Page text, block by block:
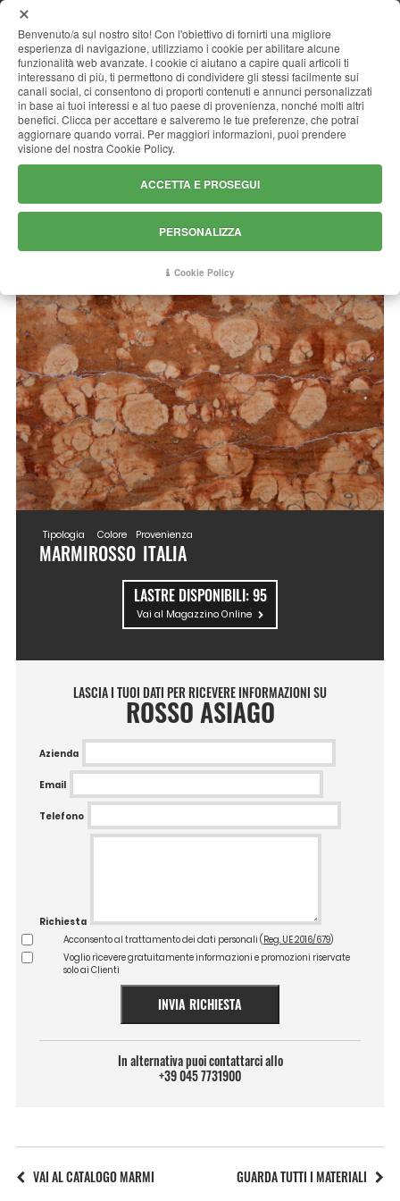
ROSSO ASIAGO
Tipologia
MARMI
Colore
ROSSO
Provenienza
ITALIA
LASTRE DISPONIBILI:95
Vai al Magazzino Online
LASCIA I TUOI DATI PER RICEVERE INFORMAZIONI SU
ROSSO ASIAGO
Azienda
Email
Telefono
Richiesta
Acconsento al trattamento dei dati personali ( Reg. UE 2016/679)
Voglio ricevere gratuitamente informazioni e promozioni riservate
solo ai Clienti
INVIA RICHIESTA
In alternativa puoi contattarci allo
+39 045 7731900
VAI AL CATALOGO MARMI GUARDA TUTTI I MATERIALI
Benvenuto/a sul nostro sito! Con l'obiettivo di fornirti una migliore
esperienza di navigazione, utilizziamo i cookie per abilitare alcune
funzionalità web avanzate. I cookie ci aiutano a capire quali articoli ti
interessano di più, ti permettono di condividere gli stessi facilmente sui
canali social, ci consentono di proporti contenuti e annunci personalizzati
in base ai tuoi interessi e al tuo paese di provenienza, nonché molti altri
benefici. Clicca per accettare e salveremo le tue preferenze, che potrai
aggiornare quando vorrai. Per maggiori informazioni, puoi prendere
visione del nostra Cookie Policy.
ACCETTA E PROSEGUI
PERSONALIZZA
Cookie Policy